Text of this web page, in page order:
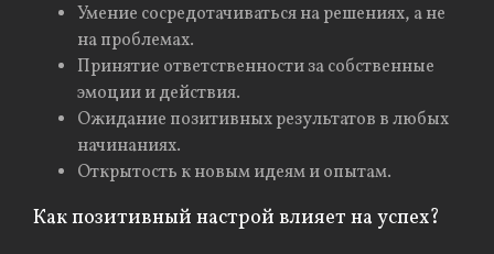
Умение сосредотачиваться на решениях, а не
на проблемах.
Принятие ответственности за собственные
эмоции и действия.
Ожидание позитивных результатов в любых
начинаниях.
Открытость к новым идеям и опытам.
Как позитивный настрой влияет на успех?